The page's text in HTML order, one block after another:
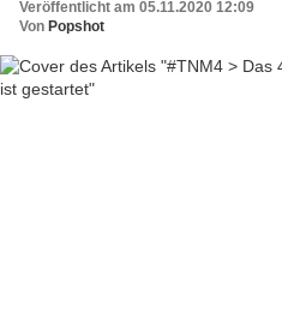
Veröffentlicht am 05.11.2020 12:09
Von Popshot